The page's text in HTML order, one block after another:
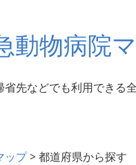
動物病院
先などでも利用できる
ップ> 都道府県から探す